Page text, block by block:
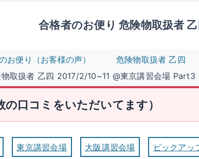
合格者のお便り 危険物取扱者
お便り（お客様の声） 危険物取扱者 乙四
取扱者 乙四 2017/2/10~11 @東京講習会場 Part3
の口コミをいただいてます）
東京講習会場 大阪講習会場 ピックアッ